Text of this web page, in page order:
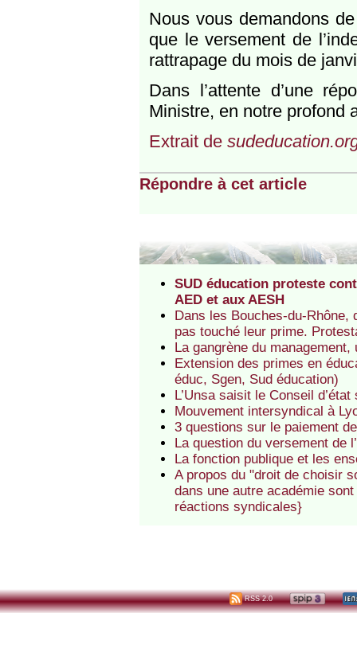
Nous vous demandons
que le versement de
rattrapage du mois de
Dans l’attente d’une
Ministre, en notre profond
Extrait de
Répondre à cet article
SUD éducation proteste
AED et aux AESH
Dans les Bouches-du-Rhône,
pas touché leur prime.
La gangrène du
Extension des primes en
éduc, Sgen, Sud éducation)
L’Unsa saisit le Conseil
Mouvement intersyndical à
3 questions sur le paiement
La question du versement de
La fonction publique et les
A propos du "droit de choisir
dans une autre académie
réactions syndicales}
RSS 2.0